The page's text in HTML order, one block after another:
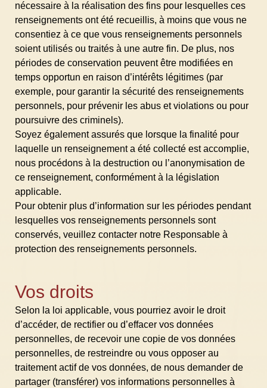
nécessaire à la réalisation des fins pour lesquelles ces
renseignements ont été recueillis, à moins que vous ne
consentiez à ce que vous renseignements personnels
soient utilisés ou traités à une autre fin. De plus, nos
périodes de conservation peuvent être modifiées en
temps opportun en raison d’intérêts légitimes (par
exemple, pour garantir la sécurité des renseignements
personnels, pour prévenir les abus et violations ou pour
poursuivre des criminels).
Soyez également assurés que lorsque la finalité pour
laquelle un renseignement a été collecté est accomplie,
nous procédons à la destruction ou l’anonymisation de
ce renseignement, conformément à la législation
applicable.
Pour obtenir plus d’information sur les périodes pendant
lesquelles vos renseignements personnels sont
conservés, veuillez contacter notre Responsable à
protection des renseignements personnels.
Vos droits
Selon la loi applicable, vous pourriez avoir le droit
d’accéder, de rectifier ou d’effacer vos données
personnelles, de recevoir une copie de vos données
personnelles, de restreindre ou vous opposer au
traitement actif de vos données, de nous demander de
partager (transférer) vos informations personnelles à